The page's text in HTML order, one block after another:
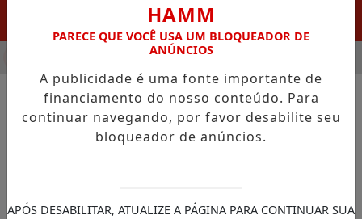
EM PORTO GRANDE COM ATUAÇÃO VOLTADA AO
NOTÍCIAS/CALÇOENE
Calçoene assina ordem de
ampliação da Creche Vivalda
HAMM
PARECE QUE VOCÊ USA UM BLOQUEADOR DE
ANÚNCIOS
A publicidade é uma fonte importante de
financiamento do nosso conteúdo. Para
continuar navegando, por favor desabilite seu
bloqueador de anúncios.
APÓS DESABILITAR, ATUALIZE A PÁGINA PARA CONTINUAR SUA